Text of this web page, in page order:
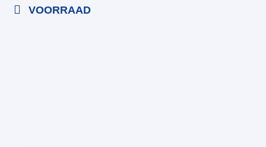
VOORRAAD
BMW iX1 64.8kWh EV eDrive 20